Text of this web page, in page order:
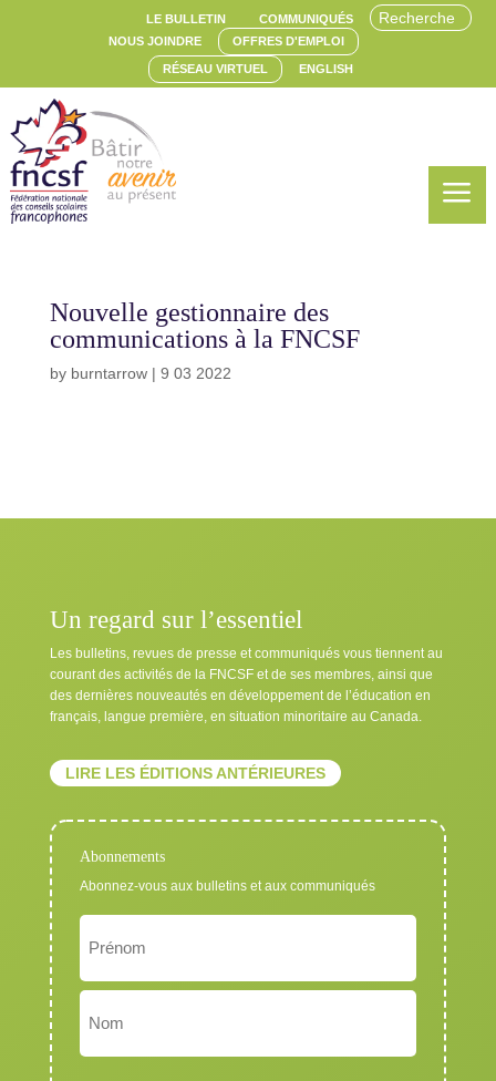
LE BULLETIN
COMMUNIQUÉS
NOUS JOINDRE
OFFRES D'EMPLOI
RÉSEAU VIRTUEL ENGLISH
a
Nouvelle gestionnaire des
communications à la FNCSF
by burntarrow| 9 03 2022
Un regard sur l’essentiel
Les bulletins, revues de presse et communiqués vous tiennent au
courant des activités de la FNCSF et de ses membres, ainsi que
des dernières nouveautés en développement de l’éducation en
français, langue première, en situation minoritaire au Canada.
LIRE LES ÉDITIONS ANTÉRIEURES
Abonnements
Abonnez-vous aux bulletins et aux communiqués
Nom
Exigé
Prénom